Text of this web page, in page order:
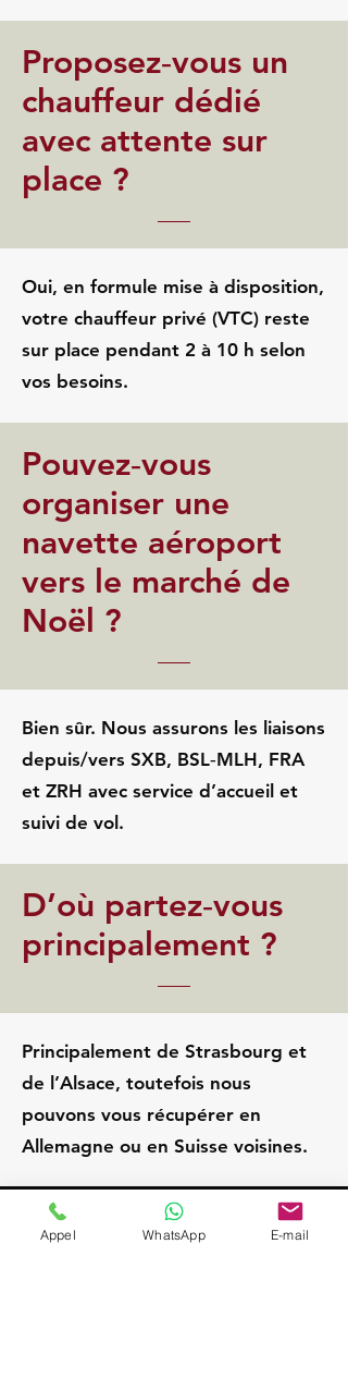
Proposez‑vous un
chauffeur dédié
avec attente sur
place ?
Oui, en formule mise à disposition,
votre chauffeur privé (VTC) reste
sur place pendant 2 à 10 h selon
vos besoins.
Pouvez‑vous
organiser une
navette aéroport
vers le marché de
Noël ?
Bien sûr. Nous assurons les liaisons
depuis/vers SXB, BSL‑MLH, FRA
et ZRH avec service d’accueil et
suivi de vol.
D’où partez‑vous
principalement ?
Principalement de Strasbourg et
de l’Alsace, toutefois nous
pouvons vous récupérer en
Allemagne ou en Suisse voisines.
Obernai
Appel WhatsApp E-mail